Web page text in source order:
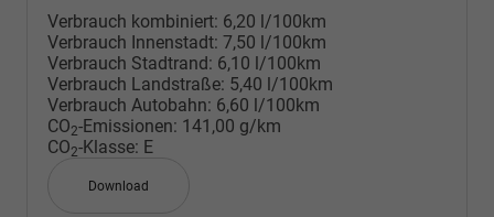
Verbrauch kombiniert: 6,20 l/100km
Verbrauch Innenstadt: 7,50 l/100km
Verbrauch Stadtrand: 6,10 l/100km
Verbrauch Landstraße: 5,40 l/100km
Verbrauch Autobahn: 6,60 l/100km
CO2-Emissionen: 141,00 g/km
CO2-Klasse: E
Download